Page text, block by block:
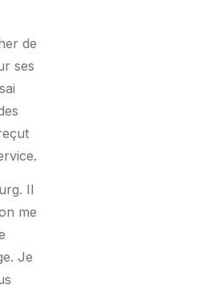
de
ses
Il
me
Je